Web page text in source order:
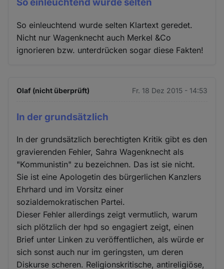
So einleuchtend wurde selten Klartext geredet.
Nicht nur Wagenknecht auch Merkel &Co
ignorieren bzw. unterdrücken sogar diese Fakten!
Olaf (nicht überprüft) Fr. 18 Dez 2015 - 14:53
In der grundsätzlich
In der grundsätzlich berechtigten Kritik gibt es den
gravierenden Fehler, Sahra Wagenknecht als
"Kommunistin" zu bezeichnen. Das ist sie nicht.
Sie ist eine Apologetin des bürgerlichen Kanzlers
Ehrhard und im Vorsitz einer
sozialdemokratischen Partei.
Dieser Fehler allerdings zeigt vermutlich, warum
sich plötzlich der hpd so engagiert zeigt, einen
Brief unter Linken zu veröffentlichen, als würde er
sich sonst auch nur im geringsten, um deren
Diskurse scheren. Religionskritische, antireligiöse,